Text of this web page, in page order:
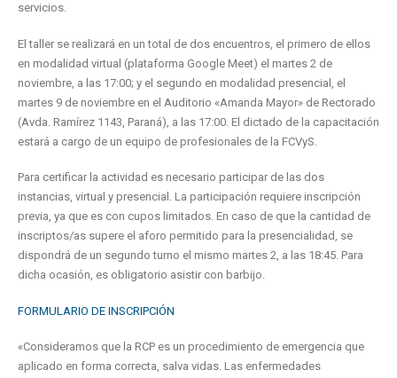
servicios.
El taller se realizará en un total de dos encuentros, el primero de ellos
en modalidad virtual (plataforma Google Meet) el martes 2 de
noviembre, a las 17:00; y el segundo en modalidad presencial, el
martes 9 de noviembre en el Auditorio «Amanda Mayor» de Rectorado
(Avda. Ramírez 1143, Paraná), a las 17:00. El dictado de la capacitación
estará a cargo de un equipo de profesionales de la FCVyS.
Para certificar la actividad es necesario participar de las dos
instancias, virtual y presencial. La participación requiere inscripción
previa, ya que es con cupos limitados. En caso de que la cantidad de
inscriptos/as supere el aforo permitido para la presencialidad, se
dispondrá de un segundo turno el mismo martes 2, a las 18:45. Para
dicha ocasión, es obligatorio asistir con barbijo.
FORMULARIO DE INSCRIPCIÓN
«Consideramos que la RCP es un procedimiento de emergencia que
aplicado en forma correcta, salva vidas. Las enfermedades